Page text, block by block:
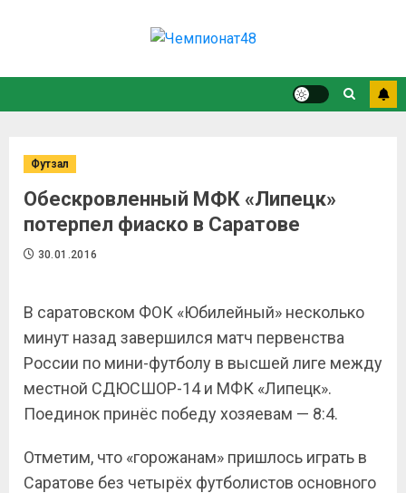
Футзал
Обескровленный МФК «Липецк»
потерпел фиаско в Саратове
30.01.2016
В саратовском ФОК «Юбилейный» несколько
минут назад завершился матч первенства
России по мини-футболу в высшей лиге между
местной СДЮСШОР-14 и МФК «Липецк».
Поединок принёс победу хозяевам — 8:4.
Отметим, что «горожанам» пришлось играть в
Саратове без четырёх футболистов основного